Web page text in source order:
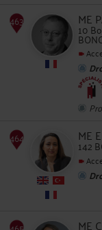
ME
10
ME
142
ME